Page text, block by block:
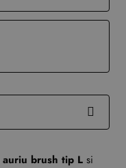
brush tip L si